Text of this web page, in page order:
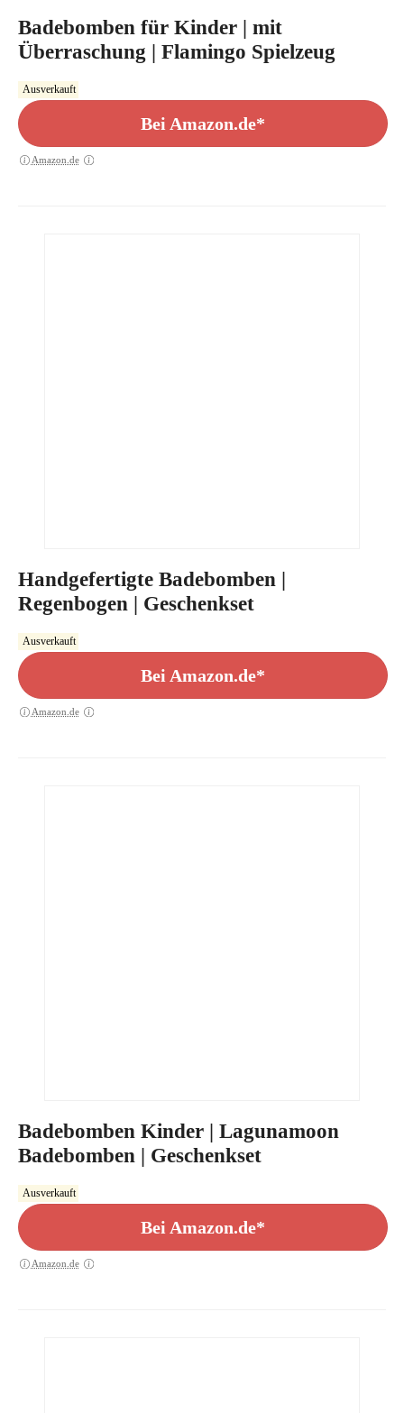
Badebomben für Kinder | mit
Überraschung | Flamingo Spielzeug
Ausverkauft
Bei Amazon.de*
Amazon.de
Handgefertigte Badebomben |
Regenbogen | Geschenkset
Ausverkauft
Bei Amazon.de*
Amazon.de
Badebomben Kinder | Lagunamoon
Badebomben | Geschenkset
Ausverkauft
Bei Amazon.de*
Amazon.de